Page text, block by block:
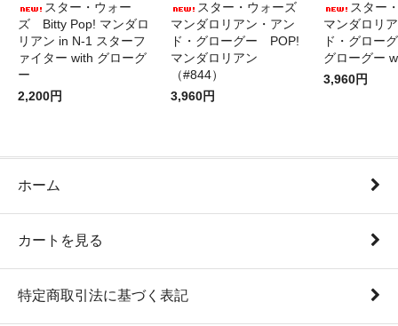
スター・ウォー
ズ Bitty Pop! マンダロ
リアン in N-1 スターフ
ァイター with グローグ
ー
2,200円
スター・ウォーズ
マンダロリアン・アン
ド・グローグー POP!
マンダロリアン
（#844）
3,960円
スター
マンダロリ
ド・グロー
グローグー
3,960円
ホーム
カートを見る
特定商取引法に基づく表記